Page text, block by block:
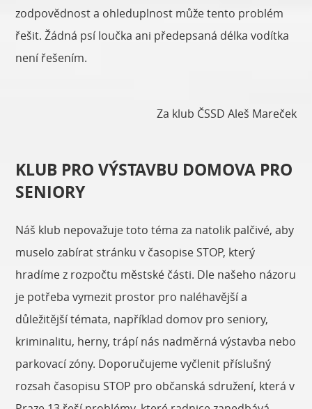
zodpovědnost a ohleduplnost může tento problém
řešit. Žádná psí loučka ani předepsaná délka vodítka
není řešením.
Za klub ČSSD Aleš Mareček
KLUB PRO VÝSTAVBU DOMOVA PRO
SENIORY
Náš klub nepovažuje toto téma za natolik palčivé, aby
muselo zabírat stránku v časopise STOP, který
hradíme z rozpočtu městské části. Dle našeho názoru
je potřeba vymezit prostor pro naléhavější a
důležitější témata, například domov pro seniory,
kriminalitu, herny, trápí nás nadměrná výstavba nebo
parkovací zóny. Doporučujeme vyčlenit příslušný
rozsah časopisu STOP pro občanská sdružení, která v